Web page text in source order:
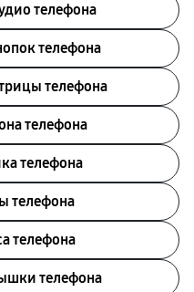
телефона
телефона
телефона
телефона
телефона
телефона
телефона
телефона